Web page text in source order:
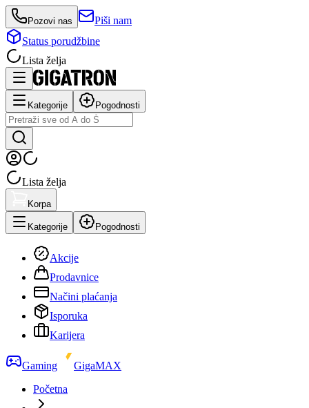
Pozovi nas
Piši nam
Status porudžbine
Lista želja
Kategorije Pogodnosti
Lista želja
Korpa
Kategorije Pogodnosti
Akcije
Prodavnice
Načini plaćanja
Isporuka
Karijera
Gaming
GigaMAX
Početna